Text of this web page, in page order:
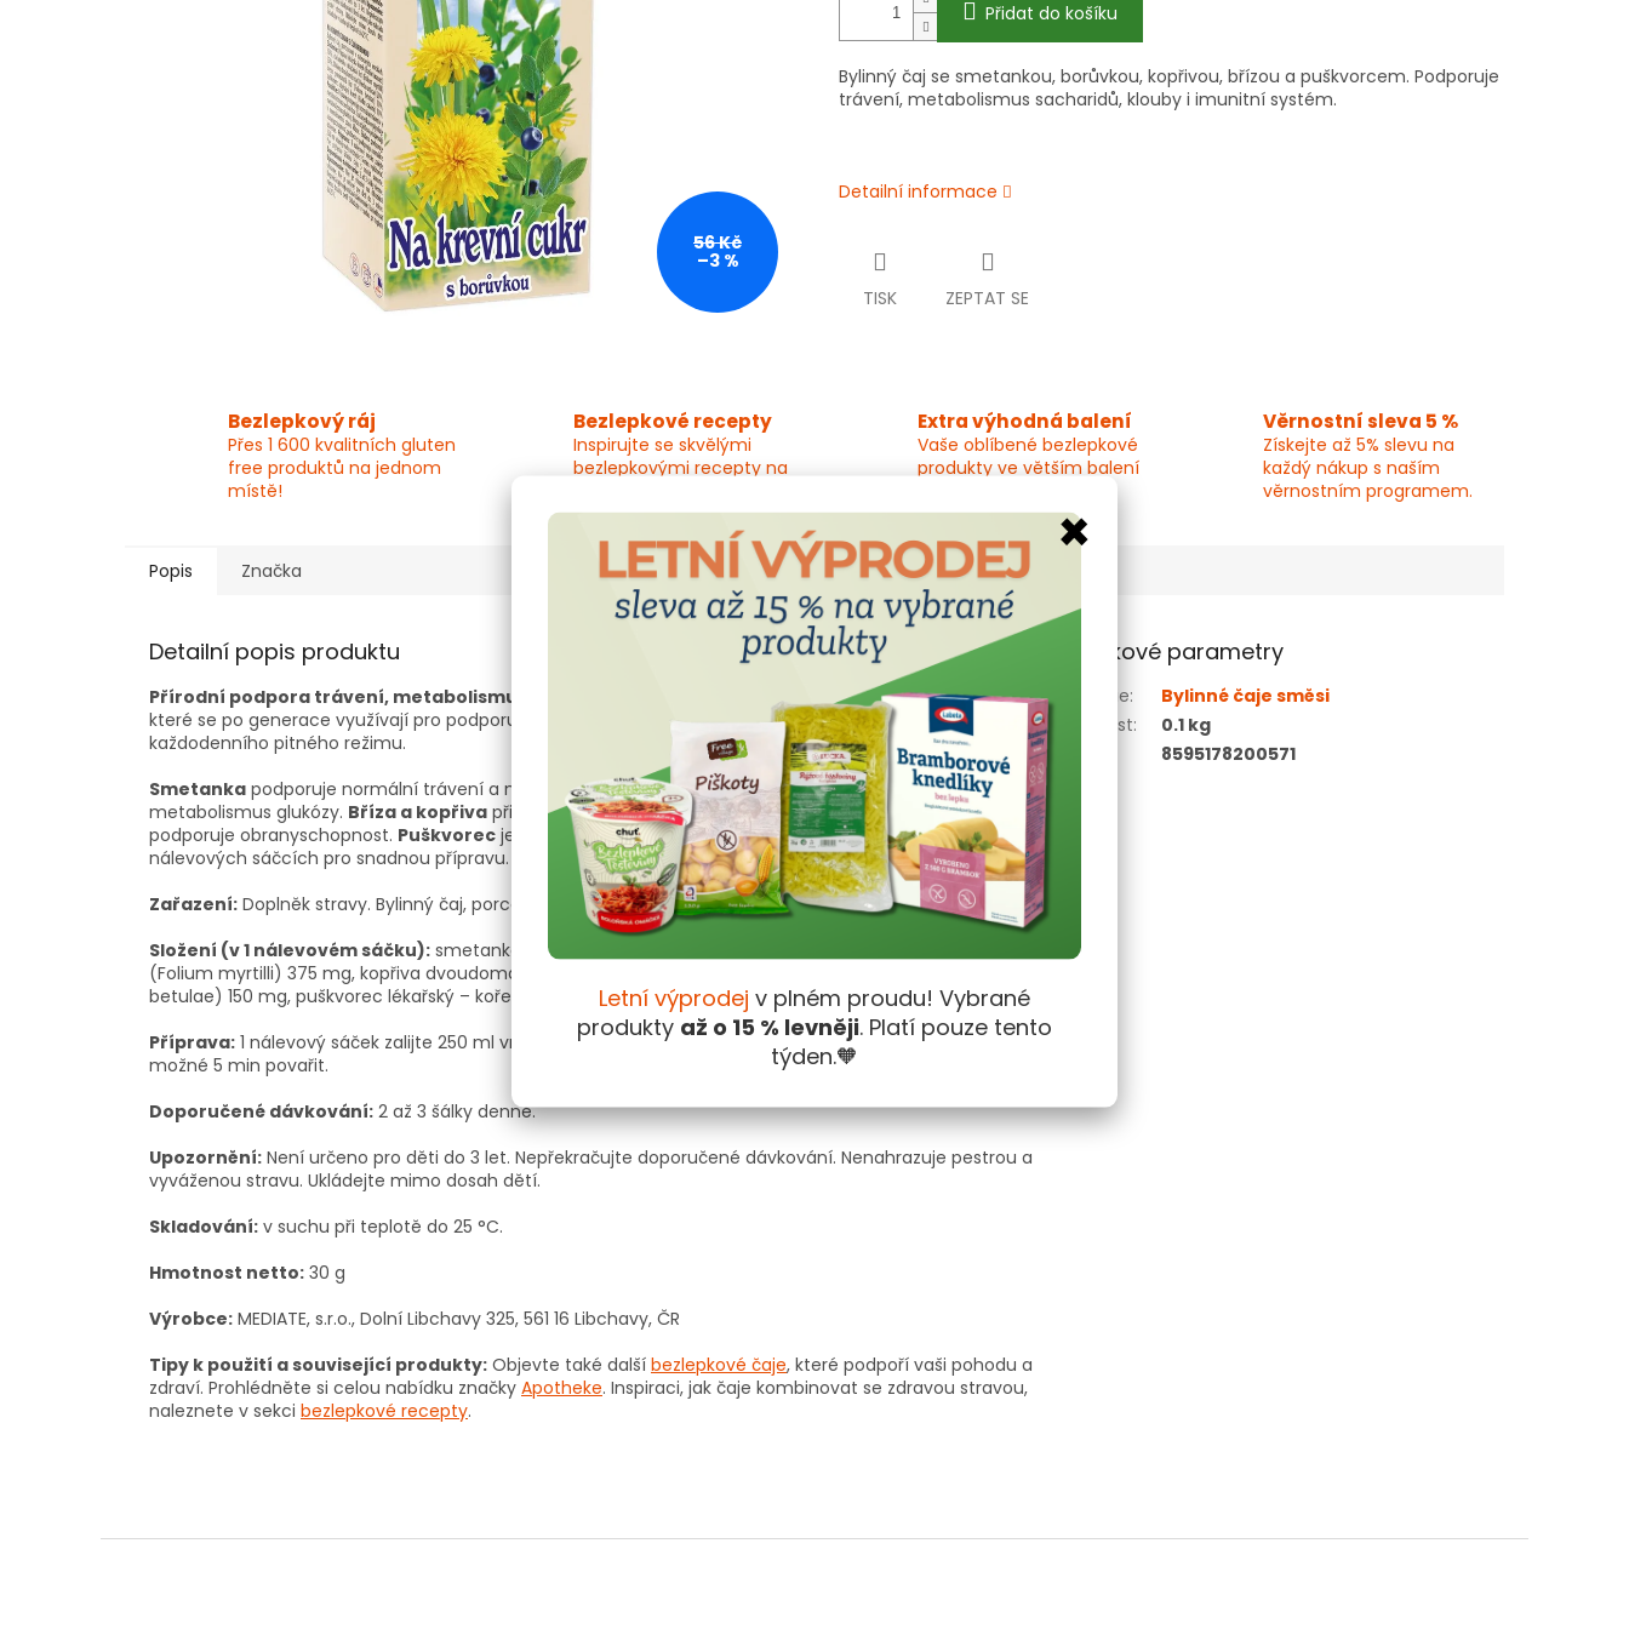
56 Kč
–3 %
Přidat do košíku
Bylinný čaj se smetankou, borůvkou, kopřivou, břízou a puškvorcem. Podporuje
trávení, metabolismus sacharidů, klouby i imunitní systém.
Detailní informace
TISK ZEPTAT SE
Bezlepkový ráj
Přes 1 600 kvalitních gluten
free produktů na jednom
místě!
Bezlepkové recepty
Inspirujte se skvělými
bezlepkovými recepty na
Extra výhodná balení
Vaše oblíbené bezlepkové
produkty ve větším balení
Věrnostní sleva 5 %
Získejte až 5% slevu na
každý nákup s naším
věrnostním programem.
Popis Značka
Detailní popis produktu
Přírodní podpora trávení, metabolismu a kloubů.
Tento bylinný čaj Apotheke spojuje tradiční byliny,
které se po generace využívají pro podporu zažívání a celkového zdraví. Je vhodným doplňkem
každodenního pitného režimu.
Smetanka podporuje normální trávení a metabolismus sacharidů.Borůvkapříznivě ovlivňuje
metabolismus glukózy. Bříza a kopřiva přispívají k normálnímu stavu kloubů, přičemž kopřiva navíc
podporuje obranyschopnost. Puškvorec je tradičně využíván k podpoře trávení. Čaj je porcovaný v
nálevových sáčcích pro snadnou přípravu.
Zařazení: Doplněk stravy. Bylinný čaj, porcovaný v nálevových sáčcích.
Složení (v 1 nálevovém sáčku): smetanka lékařská – kořen (Radix taraxaci) 525 mg, borůvka černá – list
(Folium myrtilli) 375 mg, kopřiva dvoudomá – nať (Herba urticae) 300 mg, bříza bělokorá – list (Folium
betulae) 150 mg, puškvorec lékařský – kořen (Radix calami) 150 mg.
Příprava: 1 nálevový sáček zalijte 250 ml vroucí vody a nechte 15 min vyluhovat. Pro zvýšení účinku čaje je
možné 5 min povařit.
Doporučené dávkování: 2 až 3 šálky denně.
Upozornění: Není určeno pro děti do 3 let. Nepřekračujte doporučené dávkování. Nenahrazuje pestrou a
vyváženou stravu. Ukládejte mimo dosah dětí.
Skladování: v suchu při teplotě do 25 °C.
Hmotnost netto: 30 g
Výrobce: MEDIATE, s.r.o., Dolní Libchavy 325, 561 16 Libchavy, ČR
Tipy k použití a související produkty: Objevte také další bezlepkové čaje, které podpoří vaši pohodu a
zdraví. Prohlédněte si celou nabídku značky Apotheke. Inspiraci, jak čaje kombinovat se zdravou stravou,
naleznete v sekci bezlepkové recepty.
Doplňkové parametry
Kategorie:
Bylinné čaje směsi
Hmotnost:
0.1 kg
8595178200571
×
Letní výprodej v plném proudu! Vybrané
produkty až o 15 % levněji. Platí pouze tento
týden.🧡